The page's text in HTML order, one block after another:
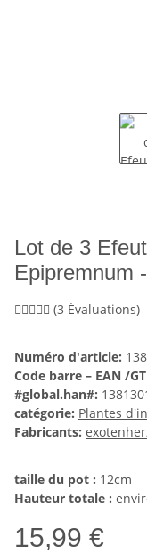
Lot de 3
Epipremnum
(3 Évaluations)
Numéro d'article:
Code barre – EAN /
#global.han#:
catégorie: Plantes
Fabricants:
taille du pot : 12cm
Hauteur totale :
15,99 €